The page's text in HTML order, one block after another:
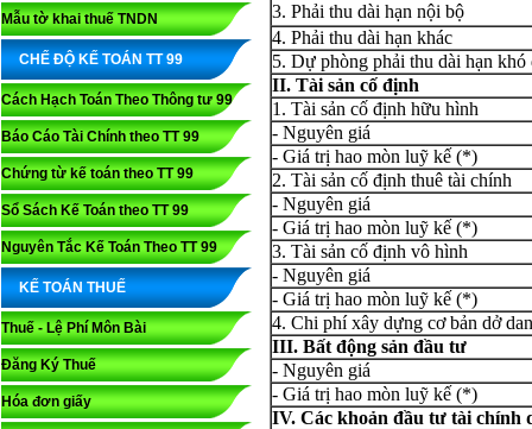
Mẫu tờ khai thuế TNDN
CHẾ ĐỘ KẾ TOÁN TT 99
Cách Hạch Toán Theo Thông tư 99
Báo Cáo Tài Chính theo TT 99
Chứng từ kế toán theo TT 99
Sổ Sách Kế Toán theo TT 99
Nguyên Tắc Kế Toán Theo TT 99
KẾ TOÁN THUẾ
Thuế - Lệ Phí Môn Bài
Đăng Ký Thuế
Hóa đơn giấy
3. Phải thu dài hạn nội bộ
4. Phải thu dài hạn khác
5. Dự phòng phải thu dài hạn
II. Tài sản cố định
1. Tài sản cố định hữu hình
- Nguyên giá
- Giá trị hao mòn luỹ kế (*)
2. Tài sản cố định thuê tài chính
- Nguyên giá
- Giá trị hao mòn luỹ kế (*)
3. Tài sản cố định vô hình
- Nguyên giá
- Giá trị hao mòn luỹ kế (*)
4. Chi phí xây dựng cơ bản dở
III. Bất động sản đầu tư
- Nguyên giá
- Giá trị hao mòn luỹ kế (*)
IV. Các khoản đầu tư tài chính